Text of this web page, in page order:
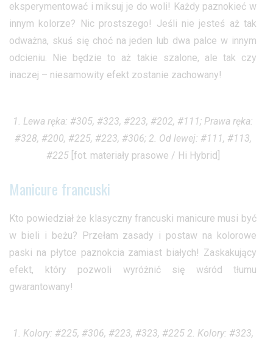
eksperymentować i miksuj je do woli! Każdy paznokieć w
innym kolorze? Nic prostszego! Jeśli nie jesteś aż tak
odważna, skuś się choć na jeden lub dwa palce w innym
odcieniu. Nie będzie to aż takie szalone, ale tak czy
inaczej – niesamowity efekt zostanie zachowany!
1. Lewa ręka: #305, #323, #223, #202, #111; Prawa ręka:
#328, #200, #225, #223, #306; 2. Od lewej: #111, #113,
#225 [fot. materiały prasowe / Hi Hybrid]
Manicure francuski
Kto powiedział że klasyczny francuski manicure musi być
w bieli i beżu? Przełam zasady i postaw na kolorowe
paski na płytce paznokcia zamiast białych! Zaskakujący
efekt, który pozwoli wyróżnić się wśród tłumu
gwarantowany!
1. Kolory: #225, #306, #223, #323, #225 2. Kolory: #323,